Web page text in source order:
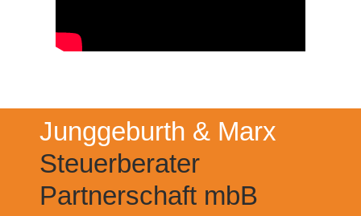
Junggeburth & Marx
Steuerberater
Partnerschaft mbB